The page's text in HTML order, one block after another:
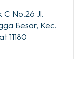
C No.26 Jl.
Besar, Kec.
11180